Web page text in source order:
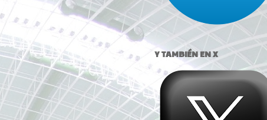
Y TAMBIÉN EN X